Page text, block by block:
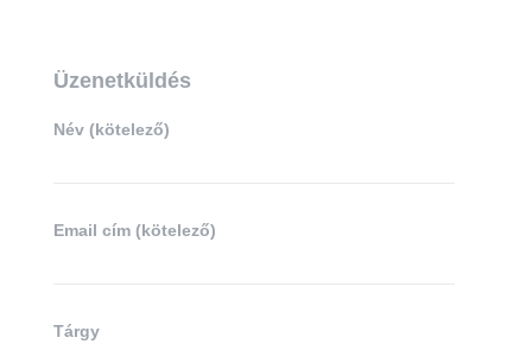
Üzenetküldés
Név (kötelező)
Email cím (kötelező)
Tárgy